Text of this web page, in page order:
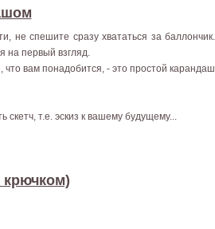
не спешите сразу хвататься за баллончик.
на первый взгляд.
вам понадобится, - это простой карандаш
т.е. эскиз к вашему будущему...
крючком)